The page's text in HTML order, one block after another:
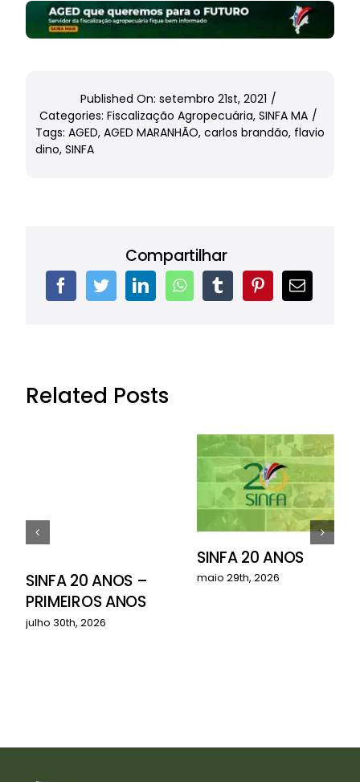
Published On: setembro 21st, 2021 /
Categories: Fiscalização Agropecuária, SINFA MA /
Tags: AGED, AGED MARANHÃO, carlos brandão, flavio
dino, SINFA
Compartilhar
Related Posts
SINFA 20 ANOS –
PRIMEIROS ANOS
julho 30th, 2026
SINFA 20 ANOS
maio 29th, 2026